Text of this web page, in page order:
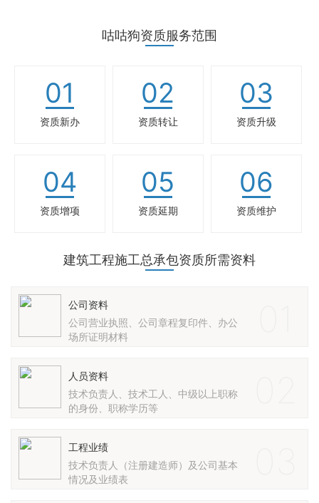
咕咕狗资质服务范围
01
资质新办
02
资质转让
03
资质升级
04
资质增项
05
资质延期
06
资质维护
建筑工程施工总承包资质所需资料
公司资料
公司营业执照、公司章程复印件、办公
场所证明材料
人员资料
技术负责人、技术工人、中级以上职称
的身份、职称学历等
工程业绩
技术负责人（注册建造师）及公司基本
情况及业绩表